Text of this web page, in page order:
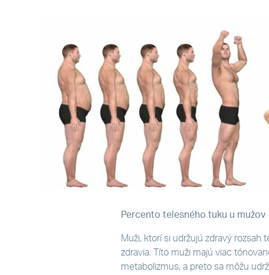
Percento telesného tuku u mužov
Muži, ktorí si udržujú zdravý
zdravia. Títo muži majú viac
metabolizmus, a preto sa môžu